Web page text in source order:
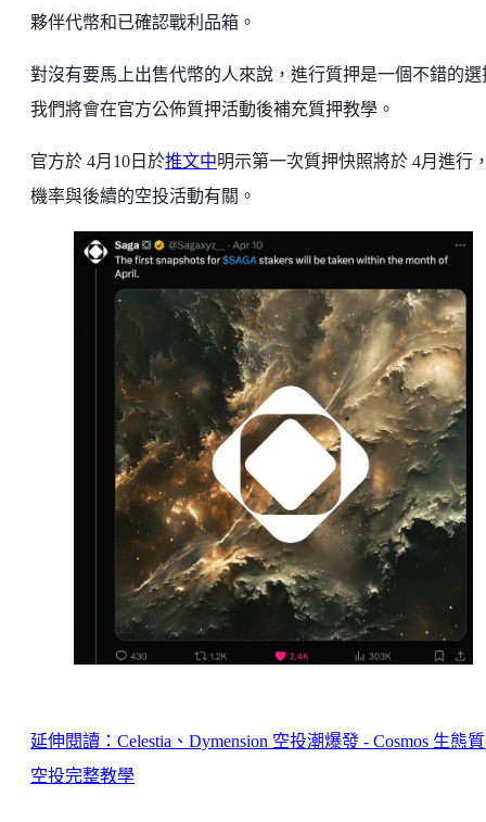
夥伴代幣和已確認戰利品箱。
對沒有要馬上出售代幣的人來說，進行質押是一個不錯的選
我們將會在官方公佈質押活動後補充質押教學。
官方於 4月10日於推文中明示第一次質押快照將於 4月進行
機率與後續的空投活動有關。
延伸閱讀：Celestia、Dymension 空投潮爆發 - Cosmos 生態
空投完整教學